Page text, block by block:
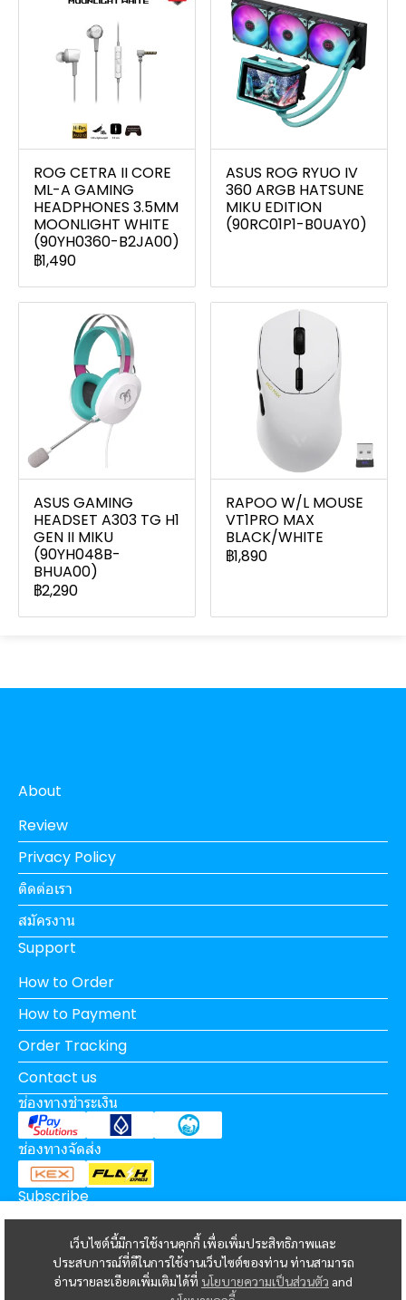
ROG CETRA II CORE
ML-A GAMING
HEADPHONES 3.5MM
MOONLIGHT WHITE
(90YH0360-B2JA00)
฿1,490
ASUS ROG RYUO IV
360 ARGB HATSUNE
MIKU EDITION
(90RC01P1-B0UAY0)
ASUS GAMING
HEADSET A303 TG H1
GEN II MIKU
(90YH048B-
BHUA00)
฿2,290
RAPOO W/L MOUSE
VT1PRO MAX
BLACK/WHITE
฿1,890
เว็บไซต์นี้มีการใช้งานคุกกี้ เพื่อเพิ่มประสิทธิภาพและ
ประสบการณ์ที่ดีในการใช้งานเว็บไซต์ของท่าน ท่านสามารถ
อ่านรายละเอียดเพิ่มเติมได้ที่ นโยบายความเป็นส่วนตัว and
About
Review
Privacy Policy
ติดต่อเรา
สมัครงาน
Support
How to Order
How to Payment
Order Tracking
Contact us
ช่องทางชำระเงิน
ช่องทางจัดส่ง
Subscribe
Subscribe